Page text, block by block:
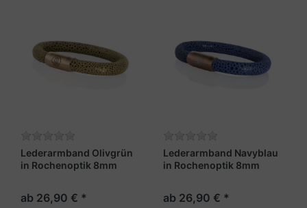
Lederarmband Olivgrün
in Rochenoptik 8mm
ab 26,90 € *
Lederarmband Navyblau
in Rochenoptik 8mm
ab 26,90 € *